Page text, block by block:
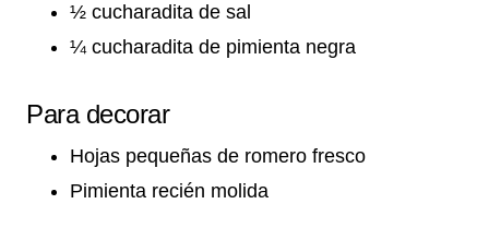
½ cucharadita de sal
¼ cucharadita de pimienta negra
Para decorar
Hojas pequeñas de romero fresco
Pimienta recién molida